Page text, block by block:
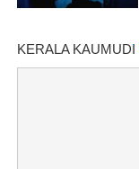
KERALA KAUMUDI